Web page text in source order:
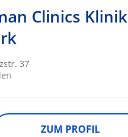
Clinics Klinik
37
ZUM PROFIL